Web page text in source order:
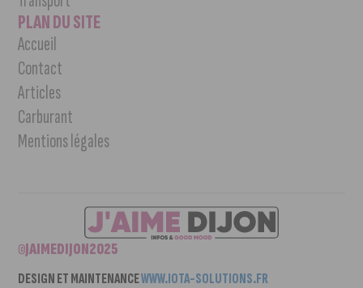
PLAN DU SITE
Accueil
Contact
Articles
Carburant
Mentions légales
©JAIMEDIJON2025
DESIGN ET MAINTENANCEWWW.IOTA-SOLUTIONS.FR